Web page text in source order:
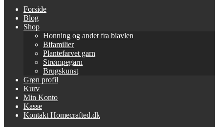
Forside
Blog
Shop
Honning og andet fra biavlen
Bifamilier
Plantefarvet garn
Strømpegarn
Brugskunst
Grøn profil
Kurv
Min Konto
Kasse
Kontakt Homecrafted.dk